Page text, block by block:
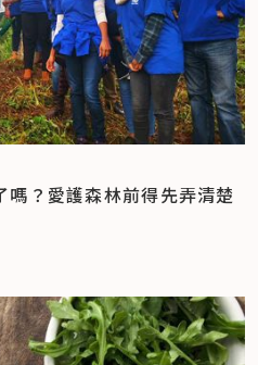
？愛護森林前得先弄清楚